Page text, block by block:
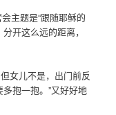
主题是“跟随耶稣的
开这么远的距离，
女儿不是，出门前反
抱一抱。”又好好地